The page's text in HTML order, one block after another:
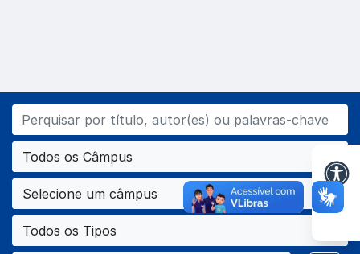
Todos os Câmpus
Selecione um câmpus
Todos os Tipos